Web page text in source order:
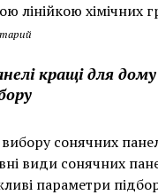
лінійкою хімічних
кращі для
вибору сонячних
види сонячних
параметри